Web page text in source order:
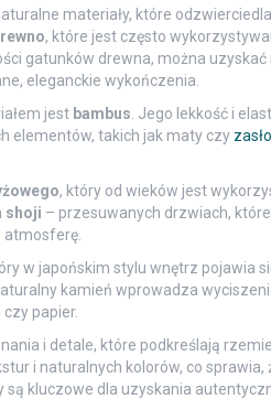
materiały, które
, które jest często
gatunków drewna, można
eleganckie wykończenia.
jest bambus . Jego lekkość i
elementów, takich jak maty czy
, który od wieków jest
shoji – przesuwanych drzwiach,
w japońskim stylu wnętrz pojawia
kamień wprowadza
papier.
i detale, które podkreślają
i naturalnych kolorów, co
są kluczowe dla uzyskania